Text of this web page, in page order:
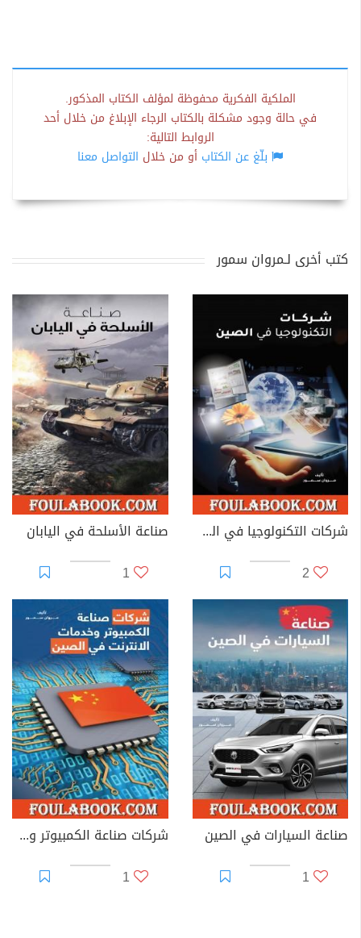
الملكية الفكرية محفوظة لمؤلف الكتاب المذكور.
في حالة وجود مشكلة بالكتاب الرجاء الإبلاغ من خلال أحد
الروابط التالية:
بلّغ عن الكتاب أو من خلال التواصل معنا
كتب أخرى لـمروان سمور
شركات التكنولوجيا في الصين
2
صناعة الأسلحة في اليابان
1
صناعة السيارات في الصين
1
شركات صناعة الكمبيوتر وخدمات الانترنت في الصين
1